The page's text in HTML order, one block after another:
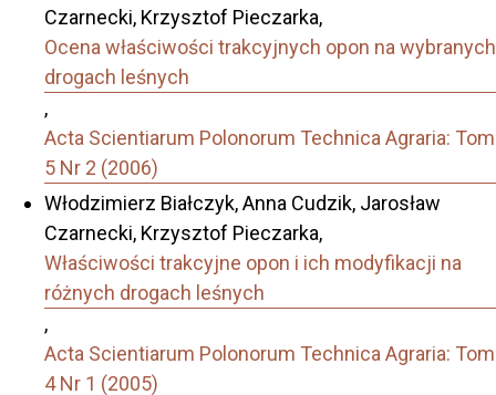
Czarnecki, Krzysztof Pieczarka,
Ocena właściwości trakcyjnych opon na wybranych
drogach leśnych
,
Acta Scientiarum Polonorum Technica Agraria: Tom
5 Nr 2 (2006)
Włodzimierz Białczyk, Anna Cudzik, Jarosław
Czarnecki, Krzysztof Pieczarka,
Właściwości trakcyjne opon i ich modyfikacji na
różnych drogach leśnych
,
Acta Scientiarum Polonorum Technica Agraria: Tom
4 Nr 1 (2005)